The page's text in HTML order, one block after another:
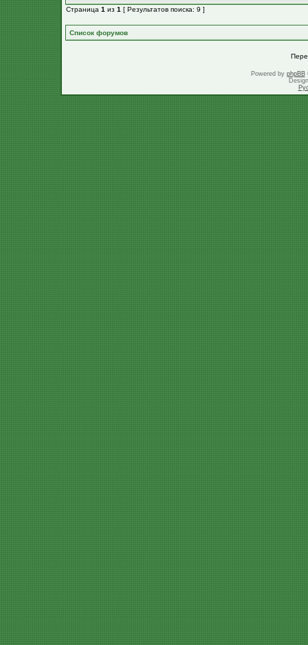
Страница 1 из 1 [ Результатов поиска: 9 ]
Список форумов
Powered by phpBB